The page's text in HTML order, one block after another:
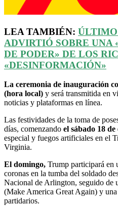
LEA TAMBIÉN:
ADVIRTIÓ SOBRE UNA
DE PODER» DE LOS
«DESINFORMACIÓN»
La ceremonia de inauguración
(hora local) y será transmitida en
noticias y plataformas en línea.
Las festividades de la toma de
días, comenzando el sábado 18 de
especial y fuegos artificiales en el
Virginia.
El domingo, Trump participará en
coronas en la tumba del soldado
Nacional de Arlington, seguido
(Make America Great Again) y
partidarios.